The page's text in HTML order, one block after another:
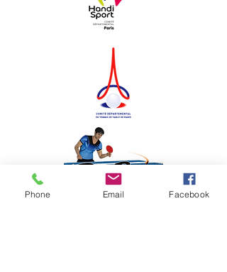
Phone Email Facebook